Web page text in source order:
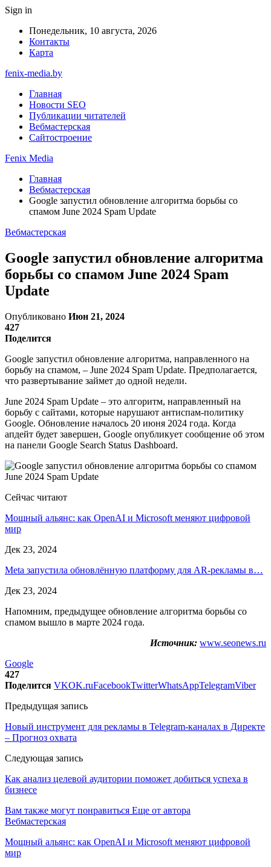
Sign in
Понедельник, 10 августа, 2026
Контакты
Карта
fenix-media.by
Главная
Новости SEO
Публикации читателей
Вебмастерская
Сайтостроение
Fenix Media
Главная
Вебмастерская
Google запустил обновление алгоритма борьбы со
спамом June 2024 Spam Update
Вебмастерская
Google запустил обновление алгоритма
борьбы со спамом June 2024 Spam
Update
Опубликовано Июн 21, 2024
427
Поделится
Google запустил обновление алгоритма, направленного на
борьбу на спамом, – June 2024 Spam Update. Предполагается,
что развертывание займет до одной недели.
June 2024 Spam Update – это алгоритм, направленный на
борьбу с сайтами, которые нарушают антиспам-политику
Google. Обновление началось 20 июня 2024 года. Когда
апдейт будет завершен, Google опубликует сообщение об этом
на панели Google Search Status Dashboard.
Сейчас читают
Мощный альянс: как OpenAI и Microsoft меняют цифровой
мир
Дек 23, 2024
Meta запустила обновлённую платформу для AR-рекламы в…
Дек 23, 2024
Напомним, предыдущее обновление алгоритма борьбы со
спамом вышло в марте 2024 года.
Источник: www.seonews.ru
Google
427
Поделится VKOK.ruFacebookTwitterWhatsAppTelegramViber
Предыдущая запись
Новый инструмент для рекламы в Telegram-каналах в Директе
– Прогноз охвата
Следующая запись
Как анализ целевой аудитории поможет добиться успеха в
бизнесе
Вам также могут понравиться Еще от автора
Вебмастерская
Мощный альянс: как OpenAI и Microsoft меняют цифровой
мир